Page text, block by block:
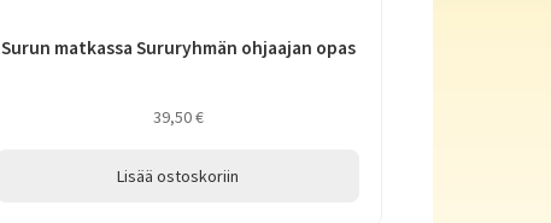
Surun matkassa Sururyhmän ohjaajan opas
39,50€
Lisää ostoskoriin